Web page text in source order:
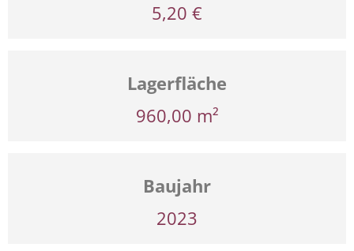
5,20 €
Lagerfläche
960,00 m²
Baujahr
2023